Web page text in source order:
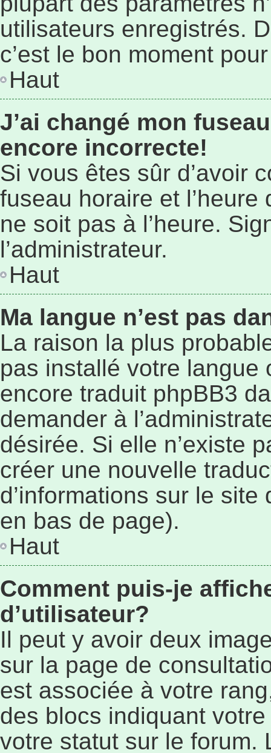
utilisateurs enregistrés.
c’est le bon moment
Haut
J’ai changé mon
encore incorrecte!
Si vous êtes sûr d’avoir
fuseau horaire et l’heure
ne soit pas à l’heure.
l’administrateur.
Haut
Ma langue n’est pas
La raison la plus
pas installé votre langue
encore traduit phpBB3
demander à
désirée. Si elle n’existe
créer une nouvelle
d’informations sur le
en bas de page).
Haut
Comment puis-je
d’utilisateur?
Il peut y avoir deux
sur la page de
est associée à votre
des blocs indiquant
votre statut sur le forum.